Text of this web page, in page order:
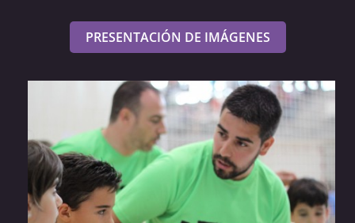
PRESENTACIÓN DE IMÁGENES